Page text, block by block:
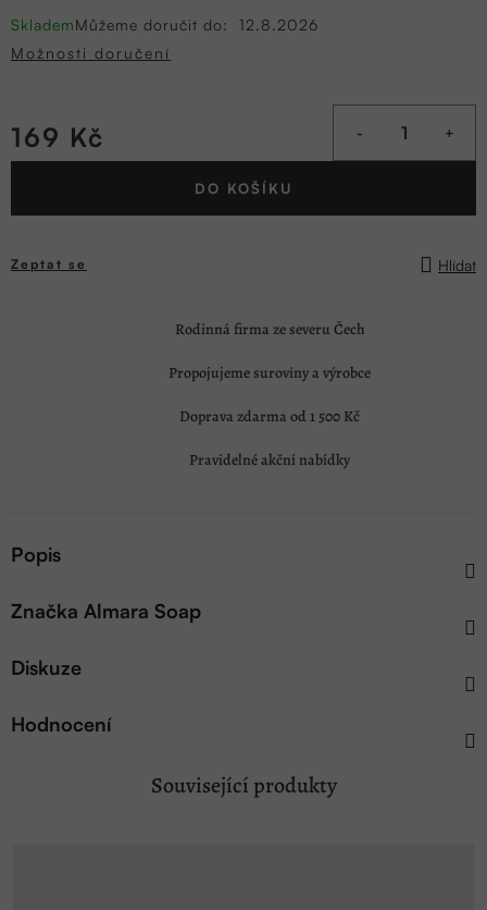
SklademMůžeme doručit do:
12.8.2026
Možnosti doručení
169 Kč
Měrná
DO KOŠÍKU
Zeptat se Hlídat
Rodinná firma ze severu Čech
Propojujeme suroviny a výrobce
Doprava zdarma od 1 500 Kč
Pravidelné akční nabídky
Popis
Značka Almara Soap
Diskuze
Hodnocení
Související produkty